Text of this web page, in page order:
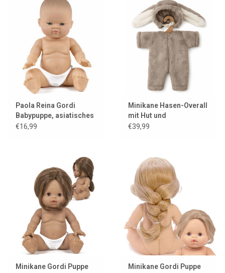
Paola Reina Gordi
Babypuppe, asiatisches
Mädchen, helle Augen
€16,99
Minikane Hasen-Overall
mit Hut und
Kleiderbügel für Gordi-
€39,99
Minikane Gordi Puppe
Minikane Gordi Puppe